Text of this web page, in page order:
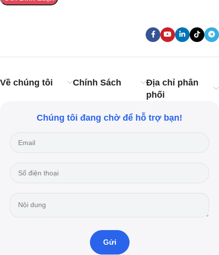
Về chúng tôi Chính Sách
Địa chỉ phân
phối
Chúng tôi đang chờ để hỗ trợ bạn!